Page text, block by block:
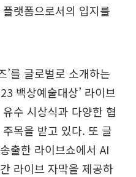
랫폼으로서의 입지를
’를 글로벌로 소개하는
백상예술대상’ 라이브
수 시상식과 다양한 협
목을 받고 있다. 또 글
출한 라이브쇼에서 AI
라이브 자막을 제공하